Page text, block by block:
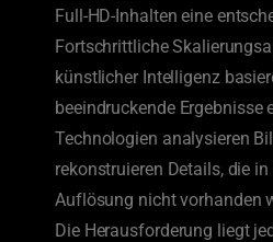
Full-HD-Inhalten eine
Fortschrittliche
künstlicher Intelligenz
beeindruckende Ergebnisse
Technologien analysieren
rekonstruieren Details, die
Auflösung nicht vorhanden
Die Herausforderung liegt